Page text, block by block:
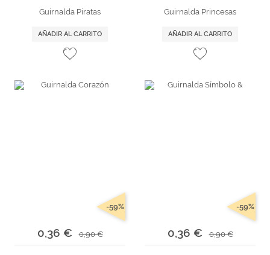
Guirnalda Piratas
AÑADIR AL CARRITO
Guirnalda Princesas
AÑADIR AL CARRITO
0,36 € 0,90 €
-59%
0,36 € 0,90 €
-59%